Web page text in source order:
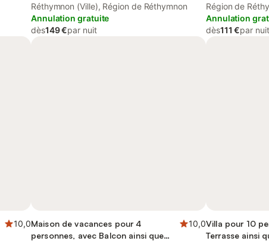
Réthymnon (Ville), Région de Réthymnon
Annulation gratuite
dès149 €par nuit
Région de
Annulation
dès111 €par nuit
10,0Maison de vacances pour 4
personnes, avec Balcon ainsi que
10,0Villa pour 10
Terrasse ainsi